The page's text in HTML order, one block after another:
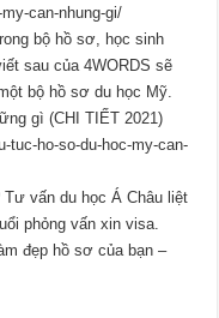
can-nhung-gi/
bộ hồ sơ, học sinh
sau của 4WORDS sẽ
bộ hồ sơ du học Mỹ.
gì (CHI TIẾT 2021)
tuc-ho-so-du-hoc-my-can-
vấn du học Á Châu liệt
phỏng vấn xin visa.
đẹp hồ sơ của bạn –